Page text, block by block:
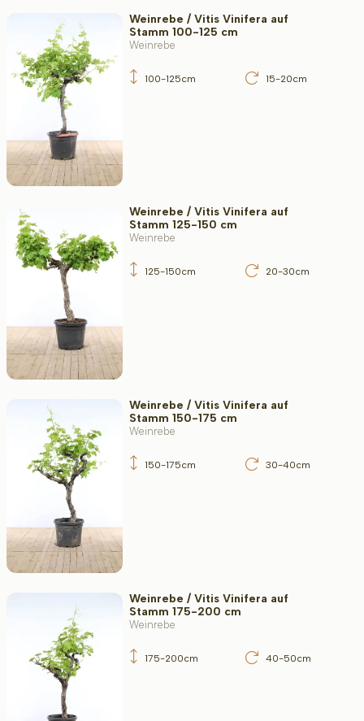
Weinrebe / Vitis Vinifera auf
Stamm 100-125 cm
Weinrebe
100-125cm 15-20cm
Weinrebe / Vitis Vinifera auf
Stamm 125-150 cm
Weinrebe
125-150cm 20-30cm
Weinrebe / Vitis Vinifera auf
Stamm 150-175 cm
Weinrebe
150-175cm 30-40cm
Weinrebe / Vitis Vinifera auf
Stamm 175-200 cm
Weinrebe
175-200cm 40-50cm